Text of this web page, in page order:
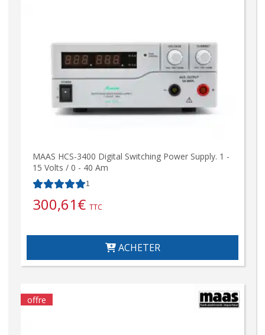
MAAS HCS-3400 Digital Switching Power Supply. 1 -
15 Volts / 0 - 40 Am
1
300,61€ TTC
ACHETER
offre